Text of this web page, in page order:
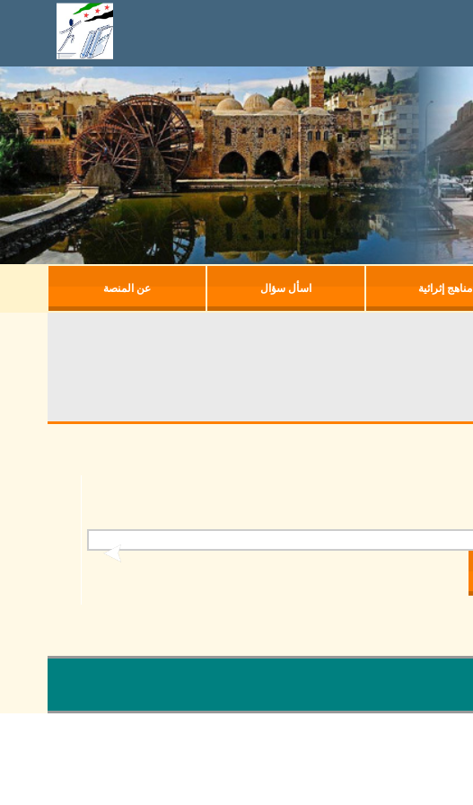
مناهج إثرائية اسأل سؤال عن المنصة